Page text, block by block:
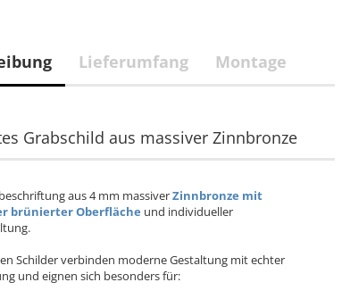
Lieferumfang Montage
Grabschild aus massiver Zinnbronze
aus 4 mm massiverZinnbronze mit
brünierter Oberfläche und individueller
Schilder verbinden moderne Gestaltung mit echter
und eignen sich besonders für: